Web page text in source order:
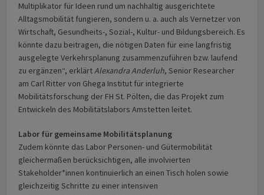
Multiplikator für Ideen rund um nachhaltig ausgerichtete
Alltagsmobilität fungieren, sondern u. a. auch als Vernetzer von
Wirtschaft, Gesundheits-, Sozial-, Kultur- und Bildungsbereich. Es
könnte dazu beitragen, die nötigen Daten für eine langfristig
ausgelegte Verkehrsplanung zusammenzuführen bzw. laufend
zu ergänzen“, erklärtAlexandra Anderluh, Senior Researcher
am Carl Ritter von Ghega Institut für integrierte
Mobilitätsforschung der FH St. Pölten, die das Projekt zum
Entwickeln des Mobilitätslabors Amstetten leitet.
Labor für gemeinsame Mobilitätsplanung
Zudem könnte das Labor Personen- und Gütermobilität
gleichermaßen berücksichtigen, alle involvierten
Stakeholder*innen kontinuierlich an einen Tisch holen sowie
gleichzeitig Schritte zu einer intensiven